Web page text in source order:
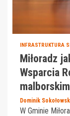
INFRASTRUKTURA
Miłoradz
Wsparcia
malborskim
Dominik
W Gminie